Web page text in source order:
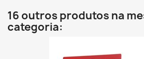
16 outros produtos na
categoria: